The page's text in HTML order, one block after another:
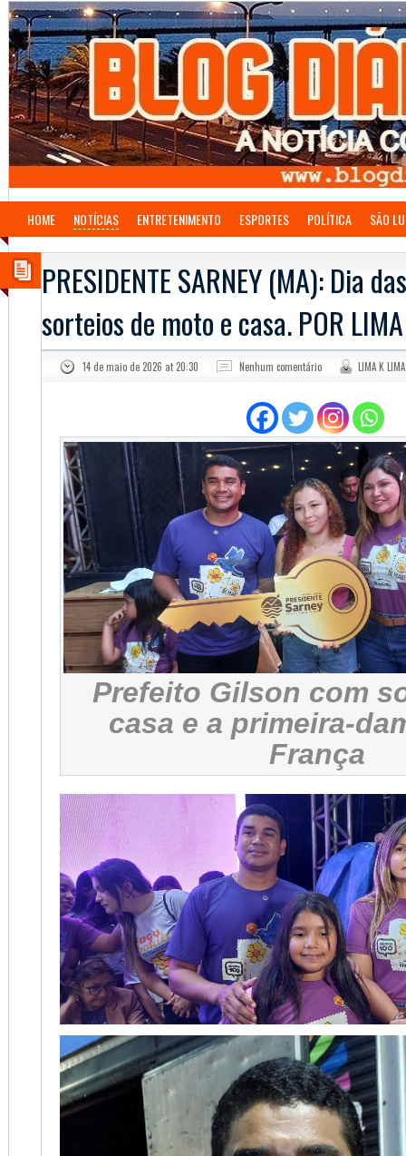
HOME NOTÍCIAS ENTRETENIMENTO ESPORTES POLÍTICA SÃO
PRESIDENTE SARNEY (MA): Dia
sorteios de moto e casa. POR
14 de maio de 2026 at 20:30 Nenhum comentário LIMA K LIMA
Prefeito Gilson com
casa e a primeira-
França